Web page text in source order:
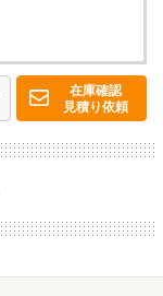
在庫確認
見積り依頼